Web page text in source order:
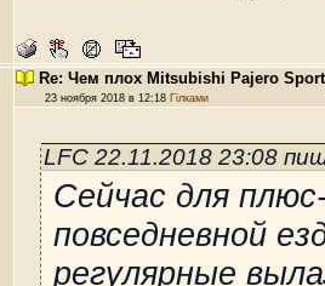
Re: Чем плох Mitsubishi Pajero
23 ноября 2018 в 12:18 Гілками
LFC 22.11.2018 23:08
Сейчас для
повседневной
регулярные